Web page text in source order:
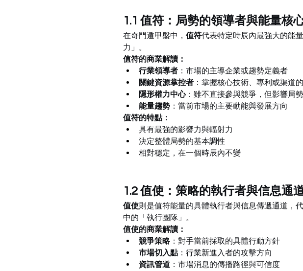
1.1 值符：局勢的領導者與能量核
在奇門遁甲盤中， 值符代表特定時辰內最強大的能
力」。
值符的商業解讀：
行業領導者 ：市場的主導企業或趨勢定義者
關鍵資源掌控者 ：掌握核心技術、專利或渠道
隱形權力中心 ：雖不直接參與競爭，但影響局
能量趨勢 ：當前市場的主要動能與發展方向
值符的特點：
具有最強的影響力與輻射力
決定整體局勢的基本調性
相對穩定，在一個時辰內不變
1.2 值使：策略的執行者與信息通
值使則是值符能量的具體執行者與信息傳遞通道，
中的「執行團隊」。
值使的商業解讀：
競爭策略 ：對手當前採取的具體行動方針
市場切入點 ：行業新進入者的攻擊方向
資訊管道 ：市場消息的傳播路徑與可信度